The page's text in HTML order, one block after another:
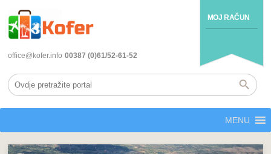
MOJ RAČUN
office@kofer.info 00387 (0)61/52-61-52
MENU